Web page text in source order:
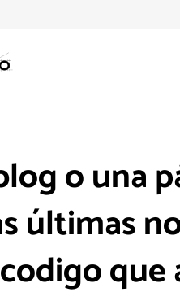
o una
últimas
codigo que